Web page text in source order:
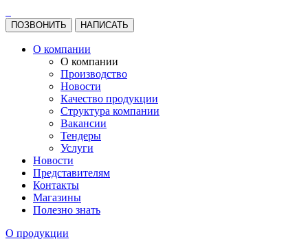
ПОЗВОНИТЬ НАПИСАТЬ
О компании
О компании
Производство
Новости
Качество продукции
Структура компании
Вакансии
Тендеры
Услуги
Новости
Представителям
Контакты
Магазины
Полезно знать
О продукции